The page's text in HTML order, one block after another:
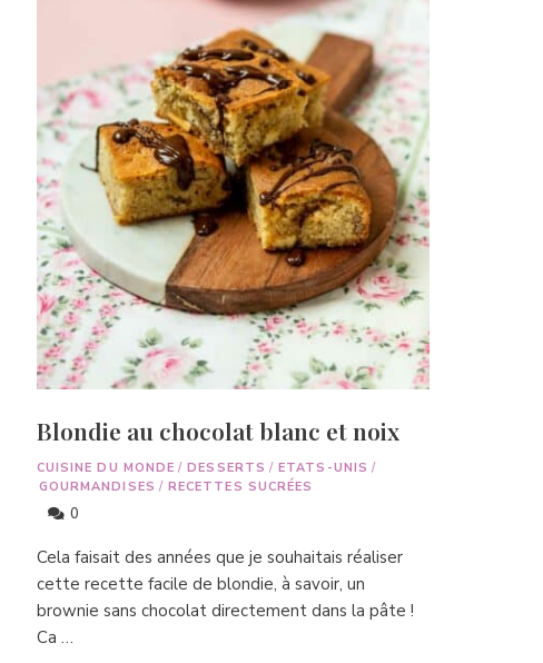
Blondie au chocolat blanc et noix
CUISINE DU MONDE / DESSERTS / ETATS-UNIS /
GOURMANDISES / RECETTES SUCRÉES
0
Cela faisait des années que je souhaitais réaliser
cette recette facile de blondie, à savoir, un
brownie sans chocolat directement dans la pâte !
Ca …